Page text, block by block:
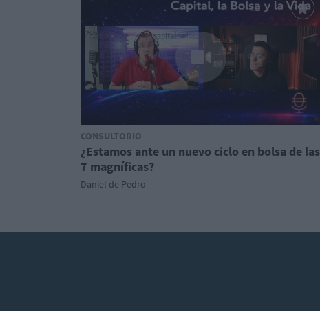
CONSULTORIO
¿Estamos ante un nuevo ciclo en bolsa de las
7 magníficas?
Daniel de Pedro